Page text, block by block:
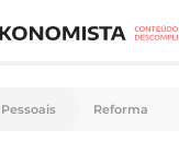
Pessoais
Reforma